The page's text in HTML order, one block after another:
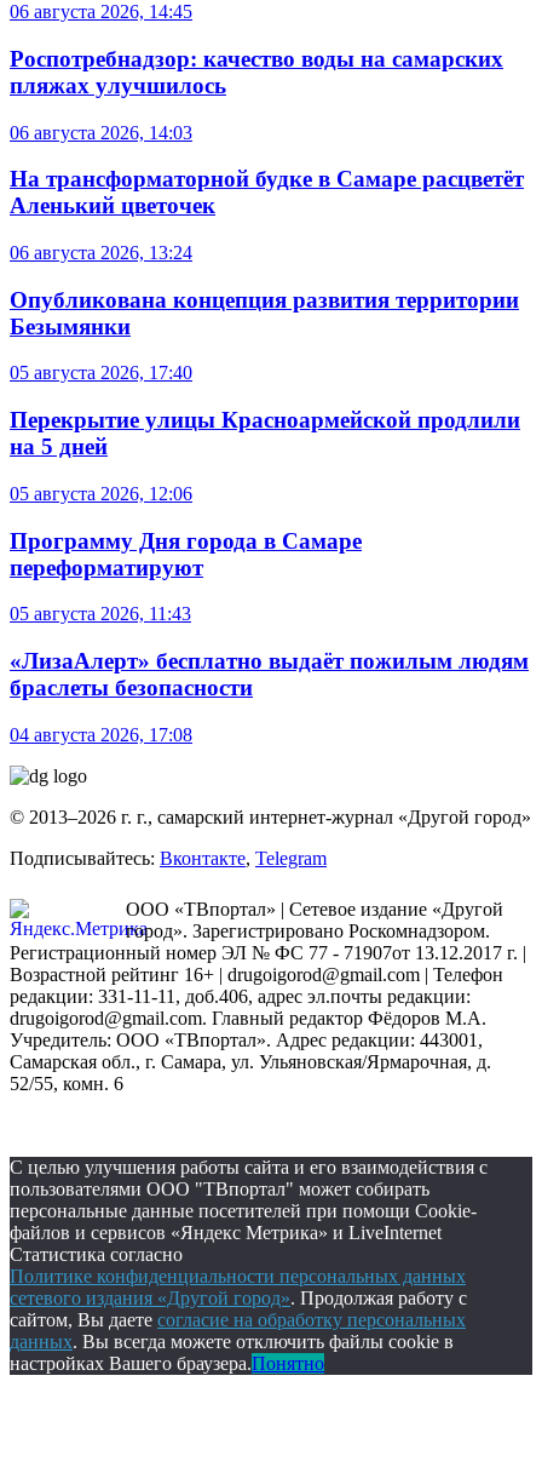
06 августа 2026, 14:45
Роспотребнадзор: качество воды на самарских
пляжах улучшилось
06 августа 2026, 14:03
На трансформаторной будке в Самаре расцветёт
Аленький цветочек
06 августа 2026, 13:24
Опубликована концепция развития территории
Безымянки
05 августа 2026, 17:40
Перекрытие улицы Красноармейской продлили
на 5 дней
05 августа 2026, 12:06
Программу Дня города в Самаре
переформатируют
05 августа 2026, 11:43
«ЛизаАлерт» бесплатно выдаёт пожилым людям
браслеты безопасности
04 августа 2026, 17:08
© 2013–2026 г. г., самарский интернет-журнал «Другой город»
Подписывайтесь: Вконтакте, Telegram
ООО «ТВпортал» | Сетевое издание «Другой
город». Зарегистрировано Роскомнадзором.
Регистрационный номер ЭЛ № ФС 77 - 71907от 13.12.2017 г. |
Возрастной рейтинг 16+ | drugoigorod@gmail.com | Телефон
редакции: 331-11-11, доб.406, адрес эл.почты редакции:
drugoigorod@gmail.com. Главный редактор Фёдоров М.А.
Учредитель: ООО «ТВпортал». Адрес редакции: 443001,
Самарская обл., г. Самара, ул. Ульяновская/Ярмарочная, д.
52/55, комн. 6
С целью улучшения работы сайта и его взаимодействия с
пользователями ООО "ТВпортал" может собирать
персональные данные посетителей при помощи Cookie-
файлов и сервисов «Яндекс Метрика» и LiveInternet
Статистика согласно
Политике конфиденциальности персональных данных
сетевого издания «Другой город». Продолжая работу с
сайтом, Вы даете согласие на обработку персональных
данных. Вы всегда можете отключить файлы cookie в
настройках Вашего браузера.Понятно